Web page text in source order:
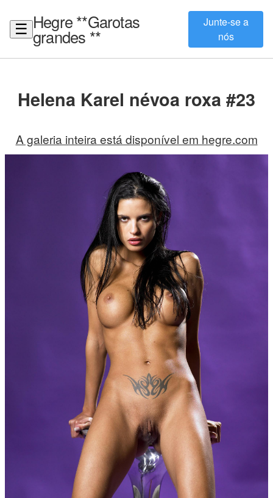
☰ Hegre **Garotas
grandes **
Junte-se a
nós
Helena Karel névoa roxa #23
A galeria inteira está disponível em hegre.com